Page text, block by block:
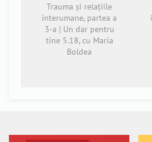
Trauma și relațiile
interumane, partea a
3-a | Un dar pentru
tine 5.18, cu Maria
Boldea